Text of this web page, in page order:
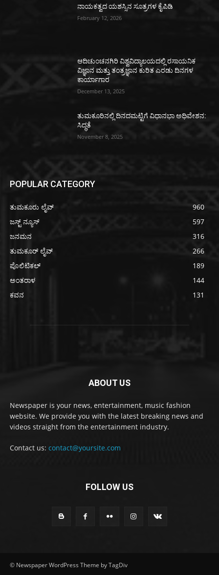
ನಾಯಕತ್ವದ ಯಶಸ್ಸಿನ ಸೂತ್ರಗಳ ಕೈಪಿಡಿ
February 12, 2026
ಆದಿಚುಂಚನಗಿರಿ ವಿಶ್ವವಿದ್ಯಾಲಯದಲ್ಲಿ ರಸಾಯನಿಕ
ವಿಜ್ಞಾನ ಮತ್ತು ತಂತ್ರಜ್ಞಾನ ಕುರಿತ ಎರಡು ದಿನಗಳ
ಕಾರ್ಯಾಗಾರ
December 13, 2025
ತುಮಕೂರಿನಲ್ಲಿ ದಿನದಮಟ್ಟಿಗೆ ವಿಧಾನಭಾ ಅಧಿವೇಶನ:
ಸಿದ್ಧತೆ
November 8, 2025
POPULAR CATEGORY
ತುಮಕೂರು ಲೈವ್
960
ಜಸ್ಟ್ ನ್ಯೂಸ್
597
ಜನಮನ
316
ತುಮಕೂರ್ ಲೈವ್
266
ಪೊಲಿಟಿಕಲ್
189
ಅಂತರಾಳ
144
ಕವನ
131
ABOUT US
Newspaper is your news, entertainment, music fashion
website. We provide you with the latest breaking news and
videos straight from the entertainment industry.
Contact us: contact@yoursite.com
FOLLOW US
© Newspaper WordPress Theme by TagDiv